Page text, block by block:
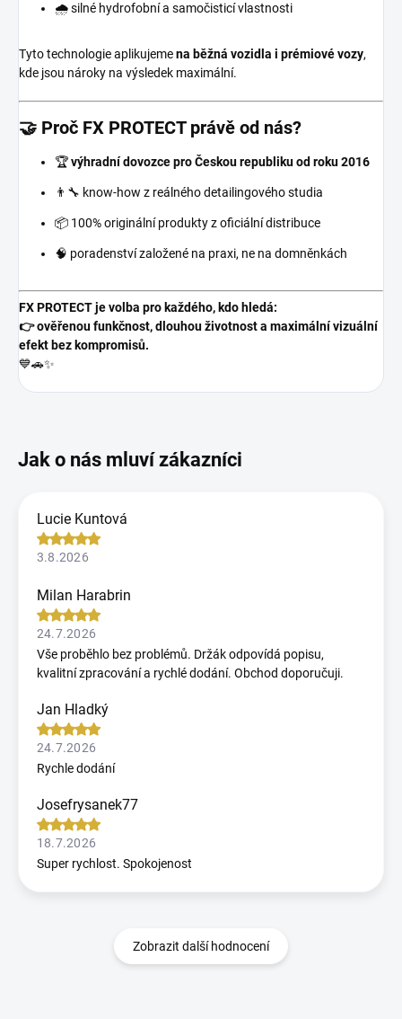
🌧️ silné hydrofobní a samočisticí vlastnosti
Tyto technologie aplikujemena běžná vozidla i prémiové vozy,
kde jsou nároky na výsledek maximální.
🤝 Proč FX PROTECT právě od nás?
🏆výhradní dovozce pro Českou republiku od roku 2016
👨‍🔧 know-how z reálného detailingového studia
📦 100% originální produkty z oficiální distribuce
🧠 poradenství založené na praxi, ne na domněnkách
FX PROTECT je volba pro každého, kdo hledá:
👉 ověřenou funkčnost, dlouhou životnost a maximální vizuální
efekt bez kompromisů.
💙🚗✨
Lucie Kuntová
3.8.2026
Milan Harabrin
24.7.2026
Vše proběhlo bez problémů. Držák odpovídá popisu,
kvalitní zpracování a rychlé dodání. Obchod doporučuji.
Jan Hladký
24.7.2026
Rychle dodání
Josefrysanek77
18.7.2026
Super rychlost. Spokojenost
Zobrazit další hodnocení